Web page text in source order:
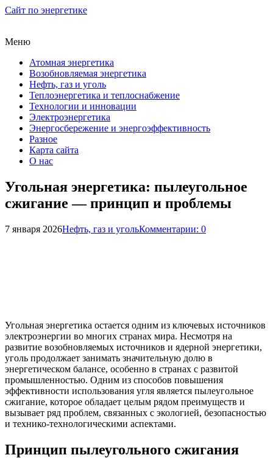
Сайт по энергетике
Меню
Атомная энергетика
Возобновляемая энергетика
Нефть, газ и уголь
Теплоэнергетика и теплоснабжение
Технологии и инновации
Электроэнергетика
Энергосбережение и энергоэффективность
Разное
Карта сайта
О нас
Угольная энергетика: пылеугольное
сжигание — принцип и проблемы
7 января 2026Нефть, газ и угольКомментарии: 0
Угольная энергетика остается одним из ключевых источников
электроэнергии во многих странах мира. Несмотря на
развитие возобновляемых источников и ядерной энергетики,
уголь продолжает занимать значительную долю в
энергетическом балансе, особенно в странах с развитой
промышленностью. Одним из способов повышения
эффективности использования угля является пылеугольное
сжигание, которое обладает целым рядом преимуществ и
вызывает ряд проблем, связанных с экологией, безопасностью
и технико-технологическими аспектами.
Принцип пылеугольного сжигания